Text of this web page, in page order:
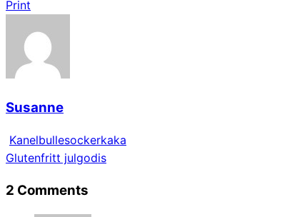
Print
Susanne
Kanelbullesockerkaka
Glutenfritt julgodis
2 Comments